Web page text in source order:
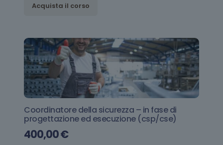
Acquista il corso
Coordinatore della sicurezza – in fase di
progettazione ed esecuzione (csp/cse)
400,00€